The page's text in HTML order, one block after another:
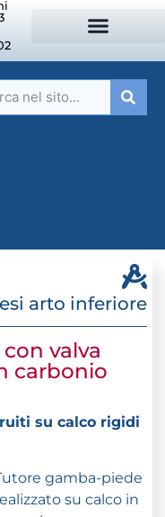
arto inferiore
valva
carbonio
su calco rigidi
gamba-piede
su calco in